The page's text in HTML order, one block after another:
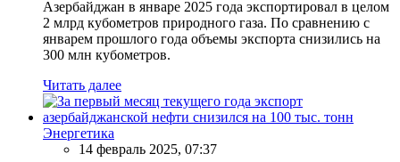
Азербайджан в январе 2025 года экспортировал в целом
2 млрд кубометров природного газа. По сравнению с
январем прошлого года объемы экспорта снизились на
300 млн кубометров.
Читать далее
Энергетика
14 февраль 2025, 07:37